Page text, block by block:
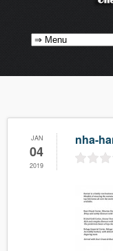
JAN
04
2019
nha-